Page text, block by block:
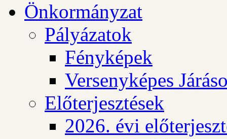
Önkormányzat
Pályázatok
Fényképek
Versenyképes
Előterjesztések
2026. évi